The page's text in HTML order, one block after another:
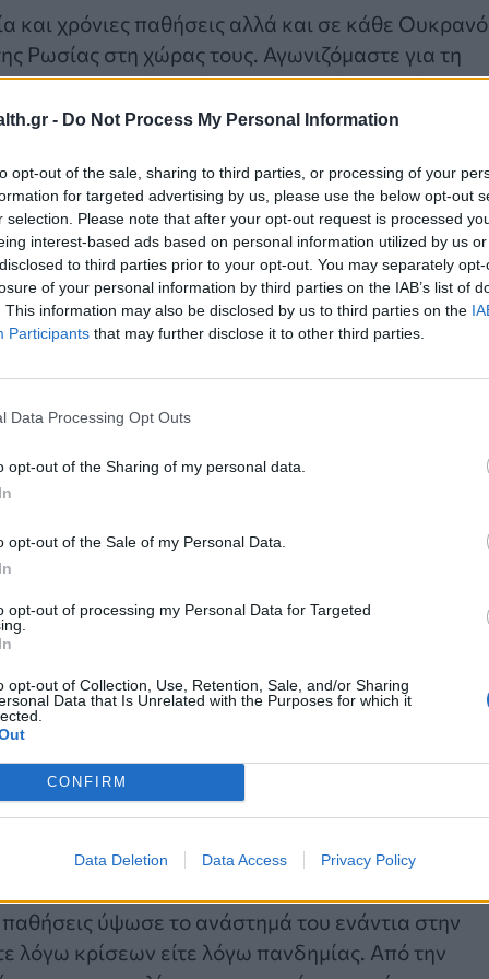
- Do Not Process My Personal Information
opt-out of the sale, sharing to third parties, or processing of your
for targeted advertising by us, please use the below opt-out
selection. Please note that after your opt-out request is processed
interest-based ads based on personal information utilized by us
to third parties prior to your opt-out. You may separately
of your personal information by third parties on the IAB’s list of
This information may also be disclosed by us to third parties on the
Participants that may further disclose it to other third parties.
Data Processing Opt Outs
opt-out of the Sharing of my personal data.
opt-out of the Sale of my Personal Data.
opt-out of processing my Personal Data for Targeted
opt-out of Collection, Use, Retention, Sale, and/or Sharing
Data that Is Unrelated with the Purposes for which it
CONFIRM
Data Deletion Data Access Privacy Policy
και χρόνιες παθήσεις αλλά και σε κάθε Ουκρανό
Ρωσίας στη χώρας τους. Αγωνιζόμαστε για τη
την προστασία από την κλιματική αλλαγή.
να μένουν στάσιμα, τις συντάξεις μας να
μας με αναπηρία στην Ευρώπη και ευτυχώς σε
θύματα.
και στο τεράστιο κύμα αυξήσεων στα
βάναυσα το βιοτικό μας επίπεδο, καθώς
προκύπτει από την αναπηρία/ χρόνια πάθησή
άτομα με αναπηρία που διαβιούν στα ιδρύματα,
σε αριθμούς θύματα κάθε μορφής
σε σχέση με τα υπόλοιπα παιδιά το
δίχως διακρίσεις και αποκλεισμούς,
και υλικό.
χτυπά κόκκινο και οι πολιτικές για την
ύψωσε το ανάστημά του ενάντια στην
λόγω κρίσεων είτε λόγω πανδημίας. Από την